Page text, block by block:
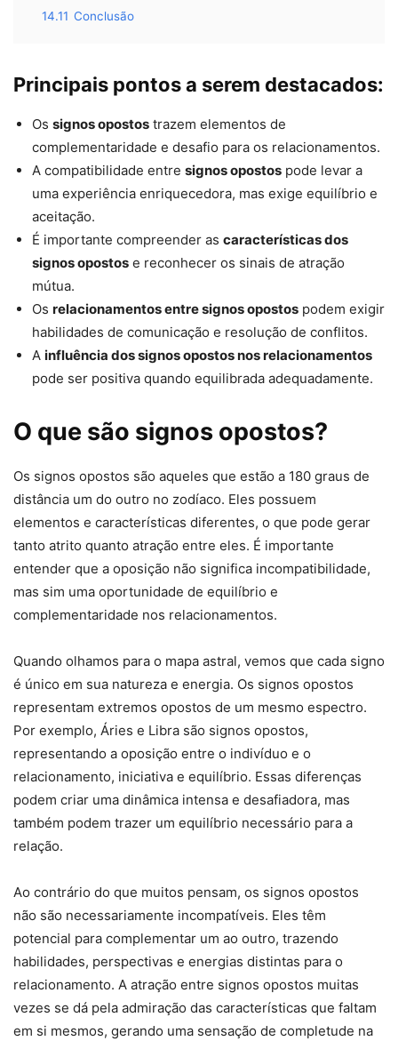
14.11 Conclusão
Principais pontos a serem destacados:
Os signos opostos trazem elementos de
complementaridade e desafio para os relacionamentos.
A compatibilidade entre signos opostos pode levar a
uma experiência enriquecedora, mas exige equilíbrio e
aceitação.
É importante compreender as características dos
signos opostos e reconhecer os sinais de atração
mútua.
Os relacionamentos entre signos opostos podem exigir
habilidades de comunicação e resolução de conflitos.
A influência dos signos opostos nos relacionamentos
pode ser positiva quando equilibrada adequadamente.
O que são signos opostos?
Os signos opostos são aqueles que estão a 180 graus de
distância um do outro no zodíaco. Eles possuem
elementos e características diferentes, o que pode gerar
tanto atrito quanto atração entre eles. É importante
entender que a oposição não significa incompatibilidade,
mas sim uma oportunidade de equilíbrio e
complementaridade nos relacionamentos.
Quando olhamos para o mapa astral, vemos que cada signo
é único em sua natureza e energia. Os signos opostos
representam extremos opostos de um mesmo espectro.
Por exemplo, Áries e Libra são signos opostos,
representando a oposição entre o indivíduo e o
relacionamento, iniciativa e equilíbrio. Essas diferenças
podem criar uma dinâmica intensa e desafiadora, mas
também podem trazer um equilíbrio necessário para a
relação.
Ao contrário do que muitos pensam, os signos opostos
não são necessariamente incompatíveis. Eles têm
potencial para complementar um ao outro, trazendo
habilidades, perspectivas e energias distintas para o
relacionamento. A atração entre signos opostos muitas
vezes se dá pela admiração das características que faltam
em si mesmos, gerando uma sensação de completude na